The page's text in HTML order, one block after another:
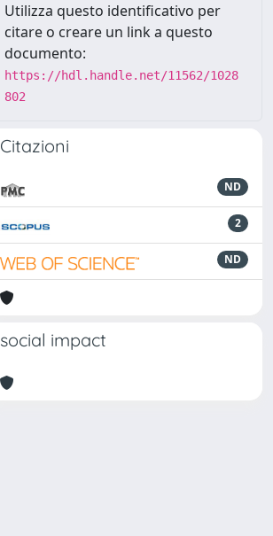
Utilizza questo identificativo per
citare o creare un link a questo
documento:
https://hdl.handle.net/11562/1028
802
Citazioni
ND
2
ND
social impact